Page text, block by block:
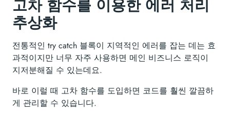
고차 함수를 이용한 에러 처리
추상화
전통적인 try catch 블록이 지역적인 에러를 잡는 데는 효
과적이지만 너무 자주 사용하면 메인 비즈니스 로직이
지저분해질 수 있는데요.
바로 이럴 때 고차 함수를 도입하면 코드를 훨씬 깔끔하
게 관리할 수 있습니다.